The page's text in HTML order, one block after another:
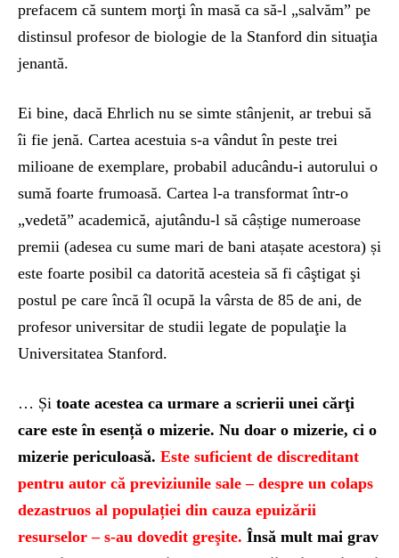
prefacem că suntem morţi în masă ca să-l „salvăm” pe
distinsul profesor de biologie de la Stanford din situaţia
jenantă.
Ei bine, dacă Ehrlich nu se simte stânjenit, ar trebui să
îi fie jenă. Cartea acestuia s-a vândut în peste trei
milioane de exemplare, probabil aducându-i autorului o
sumă foarte frumoasă. Cartea l-a transformat într-o
„vedetă” academică, ajutându-l să câștige numeroase
premii (adesea cu sume mari de bani atașate acestora) și
este foarte posibil ca datorită acesteia să fi câştigat şi
postul pe care încă îl ocupă la vârsta de 85 de ani, de
profesor universitar de studii legate de populaţie la
Universitatea Stanford.
… Și toate acestea ca urmare a scrierii unei cărţi
care este în esență o mizerie. Nu doar o mizerie, ci o
mizerie periculoasă. Este suficient de discreditant
pentru autor că previziunile sale – despre un colaps
dezastruos al populației din cauza epuizării
resurselor – s-au dovedit greşite. Însă mult mai grav